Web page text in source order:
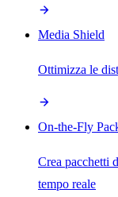
Media Shield
Ottimizza le
On-the-Fly
Crea pacchetti
tempo reale